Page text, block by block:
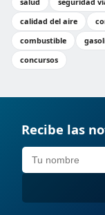
calidad del aire
combustible
concursos
Recibe las